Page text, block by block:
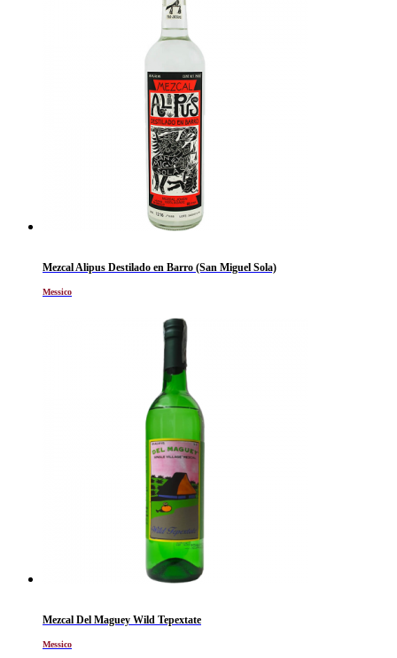
Mezcal Alipus Destilado en Barro (San Miguel Sola)
Messico
Mezcal Del Maguey Wild Tepextate
Messico